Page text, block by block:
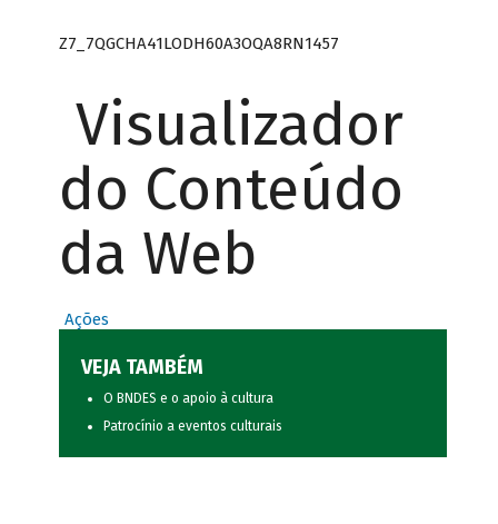
Z7_7QGCHA41LODH60A3OQA8RN1457
Visualizador
do Conteúdo
da Web
Ações
VEJA TAMBÉM
O BNDES e o apoio à cultura
Patrocínio a eventos culturais